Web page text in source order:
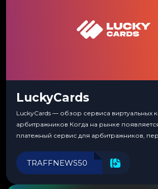
LuckyCards
LuckyCards — обзор сервиса виртуальных
арбитражников Когда на рынке
платежный сервис для арбитражников,
перестаешь воспринимать всерьез любой
пока тот не докажет обратное делом.
TRAFFNEWS50